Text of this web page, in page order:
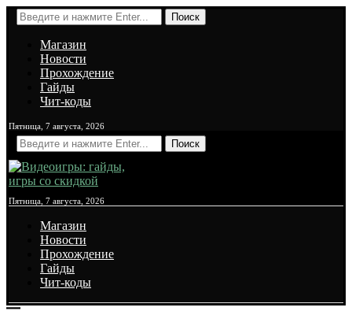
Поиск
Магазин
Новости
Прохождение
Гайды
Чит-коды
Пятница, 7 августа, 2026
Поиск
Пятница, 7 августа, 2026
Магазин
Новости
Прохождение
Гайды
Чит-коды